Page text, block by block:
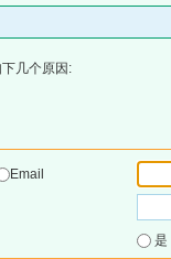
几个原因:
Email